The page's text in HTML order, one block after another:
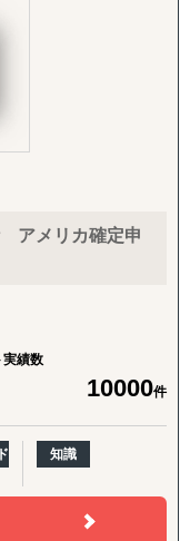
・税務等）、現地
築、商品パッケー
可能でございま
ソースが限られて
、【深く広く1社
きが不透明な時代
外販売の実践ノウ
。
員数700名抱える
した。バイヤー、店
売り場変え、売れ
販売も、現場での
の海外販路拡大へ
を保有しており、彼
頼」を基にビジネ
コネクト』
ネスを自走するた
事業部の一員とし
なマーケティング
アメリカ確定申
実績数
10000件
知識